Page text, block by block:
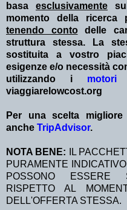
basa esclusivamente
momento della
tenendo contodelle
struttura stessa. La
sostituita a vostro
esigenze e/o necessità
utilizzando i
viaggiarelowcost.org
Per una scelta
anche TripAdvisor.
NOTA BENE:
IL
PURAMENTE
POSSONO ESSERE
RISPETTO AL
DELL'OFFERTA STESSA.